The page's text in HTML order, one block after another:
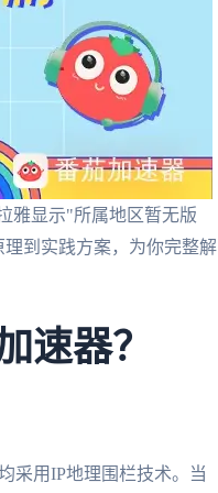
雅显示"所属地区暂无版
到实践方案，为你完整解
速器？
采用IP地理围栏技术。当